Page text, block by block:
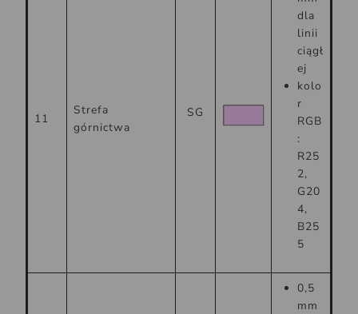
11
Strefa
górnictwa
SG
dla
linii
ciągł
ej
kolo
r
RGB
:
R25
2,
G20
4,
B25
5
0,5
mm